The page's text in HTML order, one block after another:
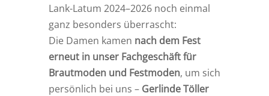
Lank-Latum 2024–2026 noch einmal
ganz besonders überrascht:
Die Damen kamen nach dem Fest
erneut in unser Fachgeschäft für
Brautmoden und Festmoden, um sich
persönlich bei uns – Gerlinde Töller